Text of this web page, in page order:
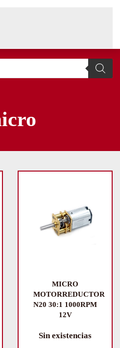
MICRO
MOTORREDUCTOR
N20 30:1 1000RPM
12V
Sin existencias